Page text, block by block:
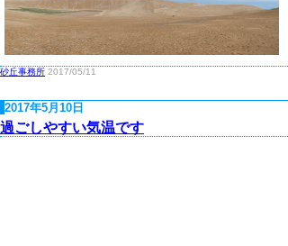
砂丘事務所 2017/05/11
2017年5月10日
過ごしやすい気温です